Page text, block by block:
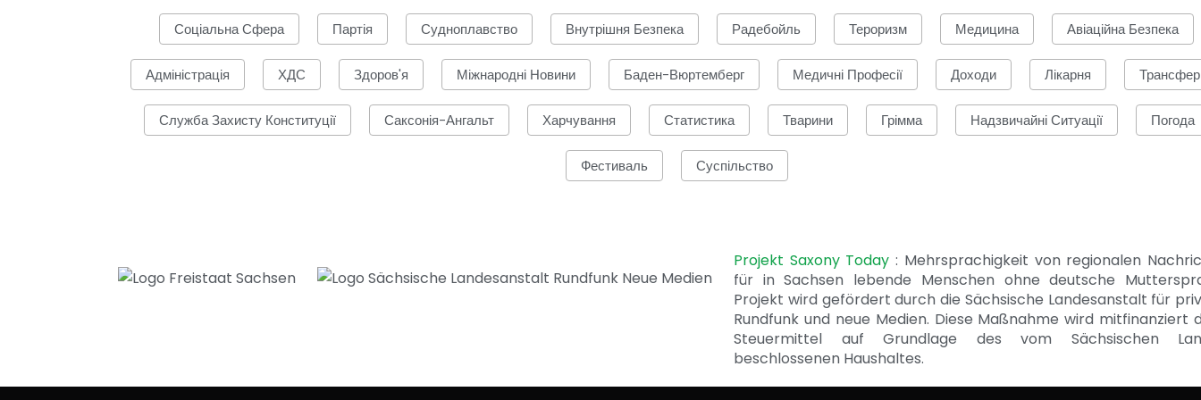
Соціальна Сфера Партія Судноплавство Внутрішня Безпека Радебойль Тероризм Медицина Авіаційна Безпека
Адміністрація ХДС Здоров'я Міжнародні Новини Баден-Вюртемберг Медичні Професії Доходи Лікарня
Служба Захисту Конституції Саксонія-Ангальт Харчування Статистика Тварини Грімма Надзвичайні Ситуації Погода
Фестиваль Суспільство
Projekt Saxony Today: Mehrsprachigkeit von regionalen
für in Sachsen lebende Menschen ohne deutsche
Projekt wird gefördert durch die Sächsische Landesanstalt für
Rundfunk und neue Medien. Diese Maßnahme wird mitfinanziert
Steuermittel auf Grundlage des vom Sächsischen
beschlossenen Haushaltes.